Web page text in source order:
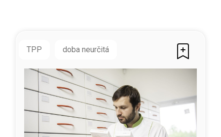
TPP doba neurčitá